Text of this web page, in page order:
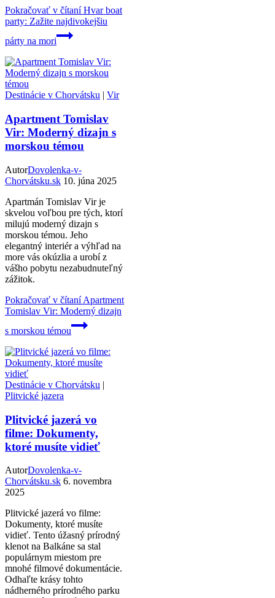
Pokračovať v čítaníHvar boat
party: Zažite najdivokejšiu
párty na mori
Destinácie v Chorvátsku | Vir
Apartment Tomislav
Vir: Moderný dizajn s
morskou témou
AutorDovolenka-v-
Chorvátsku.sk 10. júna 2025
Apartmán Tomislav Vir je
skvelou voľbou pre tých, ktorí
milujú moderný dizajn s
morskou témou. Jeho
elegantný interiér a výhľad na
more vás okúzlia a urobí z
vášho pobytu nezabudnuteľný
zážitok.
Pokračovať v čítaníApartment
Tomislav Vir: Moderný dizajn
s morskou témou
Destinácie v Chorvátsku |
Plitvické jazera
Plitvické jazerá vo
filme: Dokumenty,
ktoré musíte vidieť
AutorDovolenka-v-
Chorvátsku.sk 6. novembra
2025
Plitvické jazerá vo filme:
Dokumenty, ktoré musíte
vidieť. Tento úžasný prírodný
klenot na Balkáne sa stal
populárnym miestom pre
mnohé filmové dokumentácie.
Odhaľte krásy tohto
nádherného prírodného parku